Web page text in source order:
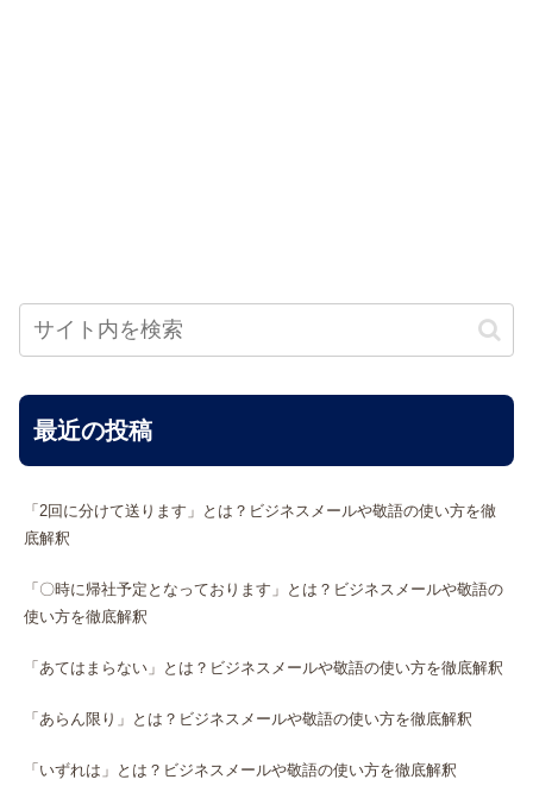
最近の投稿
「2回に分けて送ります」とは？ビジネスメールや敬語の使い方を徹
底解釈
「〇時に帰社予定となっております」とは？ビジネスメールや敬語の
使い方を徹底解釈
「あてはまらない」とは？ビジネスメールや敬語の使い方を徹底解釈
「あらん限り」とは？ビジネスメールや敬語の使い方を徹底解釈
「いずれは」とは？ビジネスメールや敬語の使い方を徹底解釈